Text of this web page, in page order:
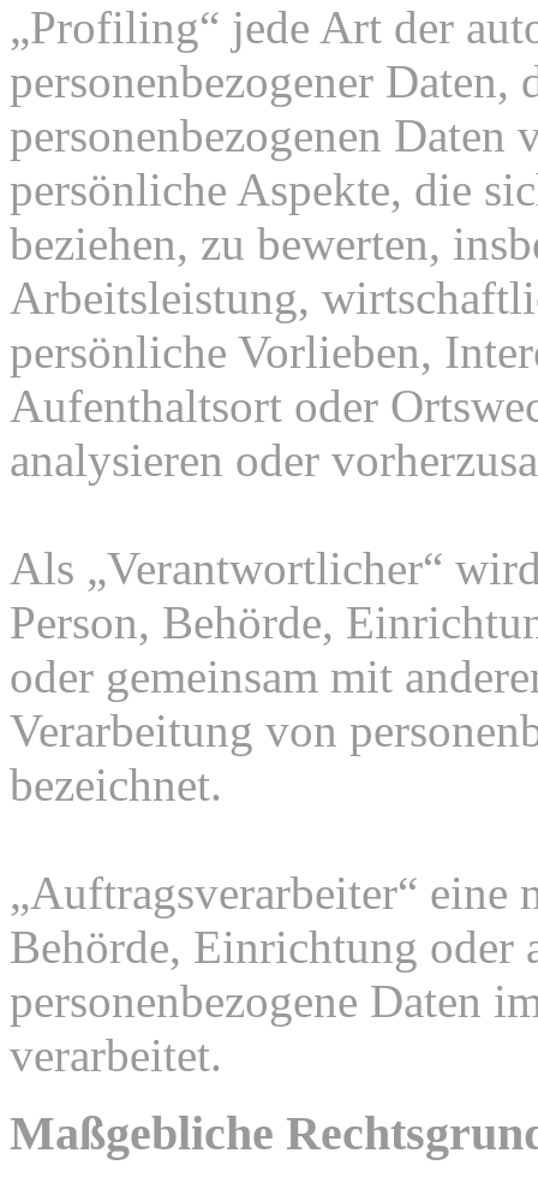
„Profiling“ jede Art der
personenbezogener Daten,
personenbezogenen Daten
persönliche Aspekte, die
beziehen, zu bewerten,
Arbeitsleistung,
persönliche Vorlieben,
Aufenthaltsort oder
analysieren oder
Als „Verantwortlicher“
Person, Behörde,
oder gemeinsam mit
Verarbeitung von
bezeichnet.
„Auftragsverarbeiter“ eine
Behörde, Einrichtung oder
personenbezogene Daten
verarbeitet.
Maßgebliche